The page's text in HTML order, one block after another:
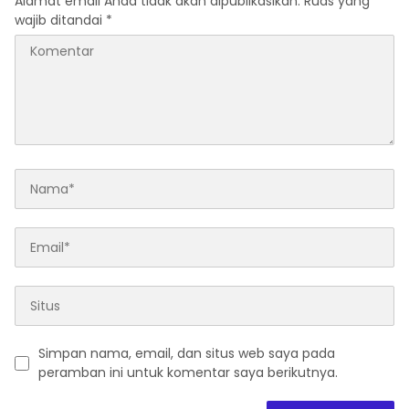
wajib ditandai *
Simpan nama, email, dan situs web saya pada
peramban ini untuk komentar saya berikutnya.